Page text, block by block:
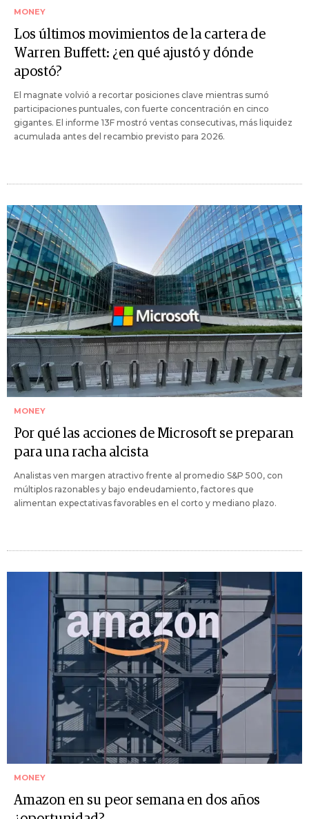
MONEY
Los últimos movimientos de la cartera de
Warren Buffett: ¿en qué ajustó y dónde
apostó?
El magnate volvió a recortar posiciones clave mientras sumó
participaciones puntuales, con fuerte concentración en cinco
gigantes. El informe 13F mostró ventas consecutivas, más liquidez
acumulada antes del recambio previsto para 2026.
MONEY
Por qué las acciones de Microsoft se preparan
para una racha alcista
Analistas ven margen atractivo frente al promedio S&P 500, con
múltiplos razonables y bajo endeudamiento, factores que
alimentan expectativas favorables en el corto y mediano plazo.
MONEY
Amazon en su peor semana en dos años